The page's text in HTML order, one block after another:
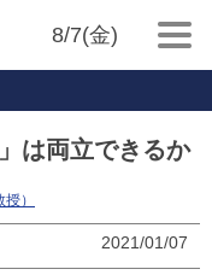
8/7(金)
は両立できるか
）
2021/01/07